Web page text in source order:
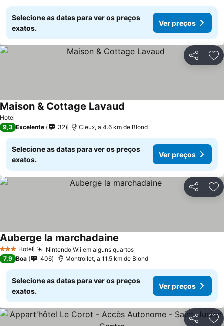
Selecione as datas para ver os preços
exatos.
Ver preços
Partilhar
Hotel
Maison & Cottage Lavaud
9,3 Excelente 32 Cieux, a 4.6 km de Blond
Selecione as datas para ver os preços
exatos.
Ver preços
Partilhar
3 EstrelasHotel Nintendo Wii em alguns quartos
Auberge la marchadaine
7,9 Boa 406 Montrollet, a 11.5 km de Blond
Selecione as datas para ver os preços
exatos.
Ver preços
Partilhar